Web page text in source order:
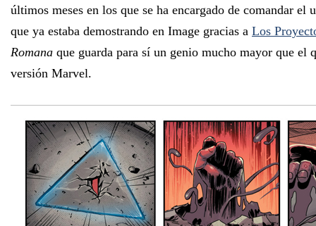
últimos meses en los que se ha encargado de comandar el
que ya estaba demostrando en Image gracias a Los
Romana que guarda para sí un genio mucho mayor que el
versión Marvel.